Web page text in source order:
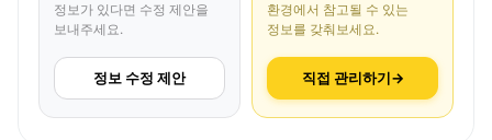
정보가 있다면 수정 제안을
보내주세요.
정보 수정 제안
환경에서 참고될 수 있는
정보를 갖춰보세요.
직접 관리하기→